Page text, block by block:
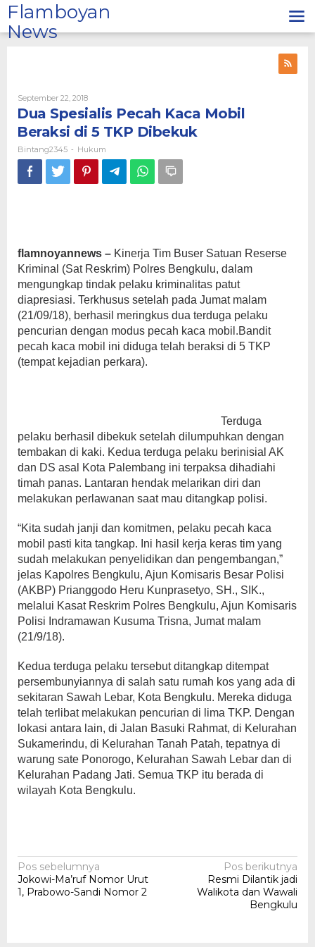
Lewati
ke
konten
Flamboyan
News
September 22, 2018Oleh
Bintang2345
Dua Spesialis Pecah Kaca Mobil
Beraksi di 5 TKP Dibekuk
Bintang2345 - Hukum
flamnoyannews – Kinerja Tim Buser Satuan Reserse
Kriminal (Sat Reskrim) Polres Bengkulu, dalam
mengungkap tindak pelaku kriminalitas patut
diapresiasi. Terkhusus setelah pada Jumat malam
(21/09/18), berhasil meringkus dua terduga pelaku
pencurian dengan modus pecah kaca mobil.Bandit
pecah kaca mobil ini diduga telah beraksi di 5 TKP
(tempat kejadian perkara).
Terduga
pelaku berhasil dibekuk setelah dilumpuhkan dengan
tembakan di kaki. Kedua terduga pelaku berinisial AK
dan DS asal Kota Palembang ini terpaksa dihadiahi
timah panas. Lantaran hendak melarikan diri dan
melakukan perlawanan saat mau ditangkap polisi.
“Kita sudah janji dan komitmen, pelaku pecah kaca
mobil pasti kita tangkap. Ini hasil kerja keras tim yang
sudah melakukan penyelidikan dan pengembangan,”
jelas Kapolres Bengkulu, Ajun Komisaris Besar Polisi
(AKBP) Prianggodo Heru Kunprasetyo, SH., SIK.,
melalui Kasat Reskrim Polres Bengkulu, Ajun Komisaris
Polisi Indramawan Kusuma Trisna, Jumat malam
(21/9/18).
Kedua terduga pelaku tersebut ditangkap ditempat
persembunyiannya di salah satu rumah kos yang ada di
sekitaran Sawah Lebar, Kota Bengkulu. Mereka diduga
telah terlibat melakukan pencurian di lima TKP. Dengan
lokasi antara lain, di Jalan Basuki Rahmat, di Kelurahan
Sukamerindu, di Kelurahan Tanah Patah, tepatnya di
warung sate Ponorogo, Kelurahan Sawah Lebar dan di
Kelurahan Padang Jati. Semua TKP itu berada di
wilayah Kota Bengkulu.
Navigasi
pos
Pos sebelumnya
Jokowi-Ma’ruf Nomor Urut
1, Prabowo-Sandi Nomor 2
Pos berikutnya
Resmi Dilantik jadi
Walikota dan Wawali
Bengkulu